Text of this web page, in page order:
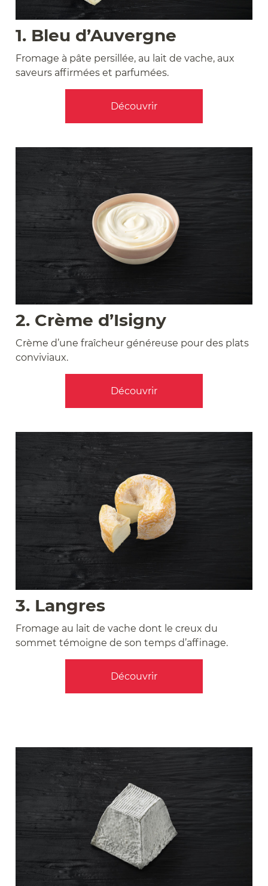
1. Bleu d’Auvergne
Fromage à pâte persillée, au lait de vache, aux
saveurs affirmées et parfumées.
Découvrir
2. Crème d’Isigny
Crème d’une fraîcheur généreuse pour des plats
conviviaux.
Découvrir
3. Langres
Fromage au lait de vache dont le creux du
sommet témoigne de son temps d’affinage.
Découvrir